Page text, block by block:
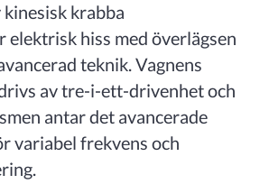
krabba
elektrisk hiss med överlägsen
teknik. Vagnens
av tre-i-ett-drivenhet och
antar det avancerade
variabel frekvens och